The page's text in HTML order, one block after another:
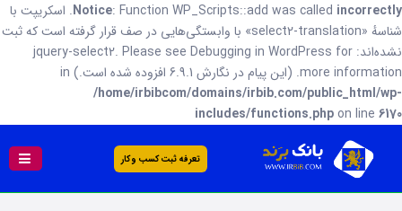
Notice: Function WP_Scripts::add was called incorrectly
. اسکریپت با
شناسهٔ «select2-translation» با وابستگی‌هایی در صف قرار گرفته است که ثبت
نشده‌اند: jquery-select2. Please see
Debugging in WordPress for
more information. (این پیام در نگارش 6.9.1 افزوده شده است.) in
/home/irbibcom/domains/irbib.com/public_html/wp-
includes/functions.phpon line 6170
تعرفه ثبت کسب و کار